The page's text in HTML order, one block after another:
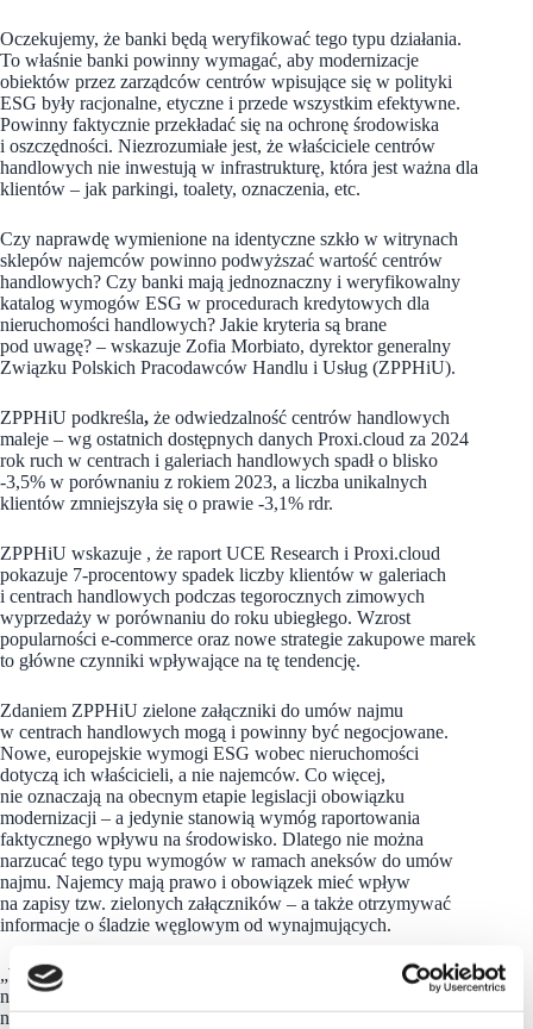
Oczekujemy, że banki będą weryfikować tego typu działania.
To właśnie banki powinny wymagać, aby modernizacje
obiektów przez zarządców centrów wpisujące się w polityki
ESG były racjonalne, etyczne i przede wszystkim efektywne.
Powinny faktycznie przekładać się na ochronę środowiska
i oszczędności. Niezrozumiałe jest, że właściciele centrów
handlowych nie inwestują w infrastrukturę, która jest ważna dla
klientów – jak parkingi, toalety, oznaczenia, etc.
Czy naprawdę wymienione na identyczne szkło w witrynach
sklepów najemców powinno podwyższać wartość centrów
handlowych? Czy banki mają jednoznaczny i weryfikowalny
katalog wymogów ESG w procedurach kredytowych dla
nieruchomości handlowych? Jakie kryteria są brane
pod uwagę? – wskazuje Zofia Morbiato, dyrektor generalny
Związku Polskich Pracodawców Handlu i Usług (ZPPHiU).
ZPPHiU podkreśla, że odwiedzalność centrów handlowych
maleje – wg ostatnich dostępnych danych Proxi.cloud za 2024
rok ruch w centrach i galeriach handlowych spadł o blisko
-3,5% w porównaniu z rokiem 2023, a liczba unikalnych
klientów zmniejszyła się o prawie -3,1% rdr.
ZPPHiU wskazuje , że raport UCE Research i Proxi.cloud
pokazuje 7-procentowy spadek liczby klientów w galeriach
i centrach handlowych podczas tegorocznych zimowych
wyprzedaży w porównaniu do roku ubiegłego. Wzrost
popularności e-commerce oraz nowe strategie zakupowe marek
to główne czynniki wpływające na tę tendencję.
Zdaniem ZPPHiU zielone załączniki do umów najmu
w centrach handlowych mogą i powinny być negocjowane.
Nowe, europejskie wymogi ESG wobec nieruchomości
dotyczą ich właścicieli, a nie najemców. Co więcej,
nie oznaczają na obecnym etapie legislacji obowiązku
modernizacji – a jedynie stanowią wymóg raportowania
faktycznego wpływu na środowisko. Dlatego nie można
narzucać tego typu wymogów w ramach aneksów do umów
najmu. Najemcy mają prawo i obowiązek mieć wpływ
na zapisy tzw. zielonych załączników – a także otrzymywać
informacje o śladzie węglowym od wynajmujących.
„Wynajmujący powinni uzgodnić między sobą i zaproponować
najemcom standard tzw. zielonych załączników do umów
najmu w centrach handlowych. Kluczowe jest, aby nowe